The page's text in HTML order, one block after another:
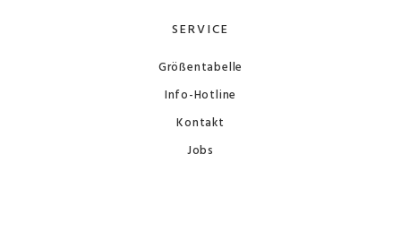
SERVICE
Größentabelle
Info-Hotline
Kontakt
Jobs